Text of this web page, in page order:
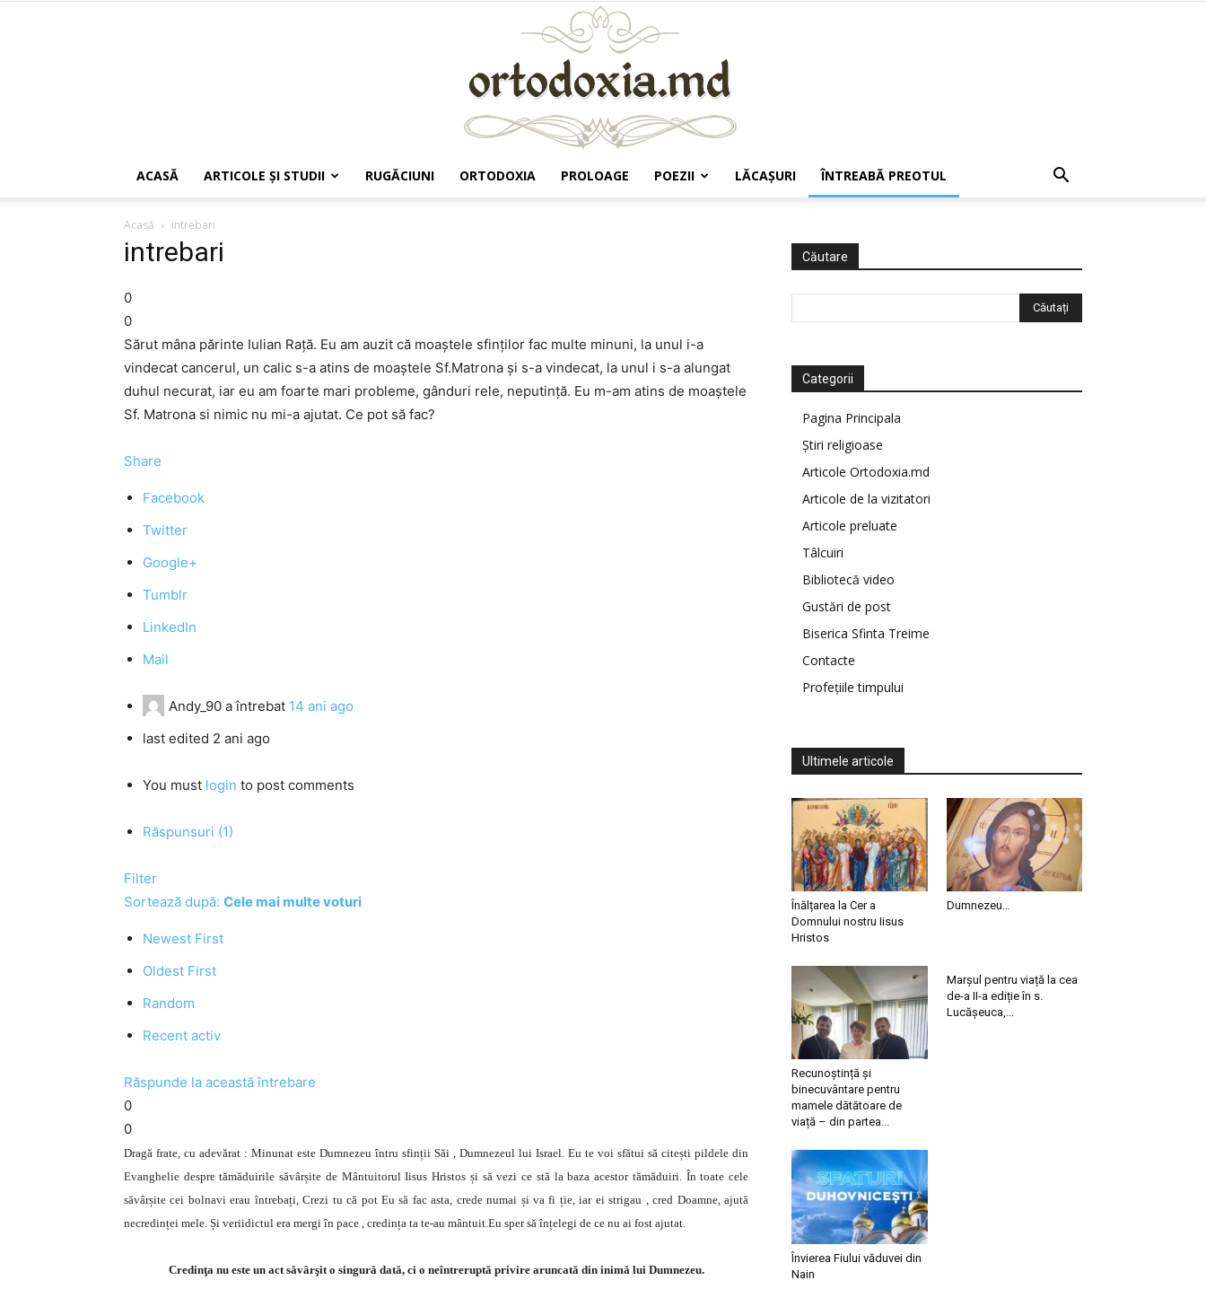
ACASĂ ARTICOLE ŞI STUDII RUGĂCIUNI ORTODOXIA PROLOAGE POEZII LĂCAŞURI ÎNTREABĂ PREOTUL
Acasă intrebari
intrebari
0
0
Sărut mâna părinte Iulian Rață. Eu am auzit că moaștele sfinților fac multe minuni, la unul i-a
vindecat cancerul, un calic s-a atins de moaștele Sf.Matrona și s-a vindecat, la unul i s-a alungat
duhul necurat, iar eu am foarte mari probleme, gânduri rele, neputință. Eu m-am atins de moaștele
Sf. Matrona si nimic nu mi-a ajutat. Ce pot să fac?
Share
Facebook
Twitter
Google+
Tumblr
LinkedIn
Mail
Andy_90 a întrebat 14 ani ago
last edited 2 ani ago
You must login to post comments
Răspunsuri (1)
Filter
Sortează după: Cele mai multe voturi
Newest First
Oldest First
Random
Recent activ
Răspunde la această întrebare
0
0
Dragă frate, cu adevărat : Minunat este Dumnezeu întru sfinții Săi , Dumnezeul lui Israel. Eu te voi sfătui să citești pildele din
Evanghelie despre tămăduirile săvârșite de Mântuitorul Iisus Hristos și să vezi ce stă la baza acestor tămăduiri. În toate cele
săvârșite cei bolnavi erau întrebați, Crezi tu că pot Eu să fac asta, crede numai și va fi ție, iar ei strigau , cred Doamne, ajută
necredinței mele. Și veriidictul era mergi în pace , credința ta te-au mântuit.Eu sper să înțelegi de ce nu ai fost ajutat.
Credinţa nu este un act săvârşit o singură dată, ci o neîntreruptă privire aruncată din inimă lui Dumnezeu.
Căutare
Categorii
Pagina Principala
Știri religioase
Articole Ortodoxia.md
Articole de la vizitatori
Articole preluate
Tâlcuiri
Bibliotecă video
Gustări de post
Biserica Sfinta Treime
Contacte
Profețiile timpului
Ultimele articole
Înălțarea la Cer a
Domnului nostru Iisus
Hristos
Dumnezeu…
Recunoștință și
binecuvântare pentru
mamele dătătoare de
viață – din partea...
Marșul pentru viață la cea
de-a II-a ediție în s.
Lucășeuca,...
Învierea Fiului văduvei din
Nain